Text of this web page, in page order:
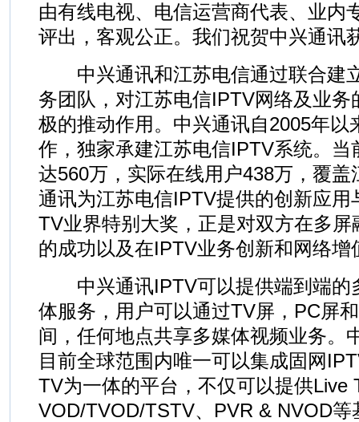
由有线电视、电信运营商代表、业内
评出，客观公正。我们祝贺中兴通讯
中兴通讯和江苏电信通过联合建
务团队，对江苏电信IPTV网络及业务
极的推动作用。中兴通讯自2005年以
作，独家承建江苏电信IPTV系统。当
达560万，实际在线用户438万，覆盖
通讯为江苏电信IPTV提供的创新应用
TV业界特别大奖，正是对双方在多
的成功以及在IPTV业务创新和网络增
中兴通讯IPTV可以提供端到端的
体服务，用户可以通过TV屏，PC屏
间，任何地点共享多媒体视频业务。
目前全球范围内唯一可以集成固网
TV为一体的平台，不仅可以提供Live
VOD/TVOD/TSTV、PVR & NVOD